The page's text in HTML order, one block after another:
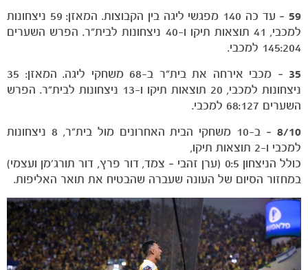
הקבוצות
59
– עד כה 140 מפגשי ליגה בין הקבוצות. המאזן: 59 ניצחונות
למכבי, 41 תוצאות תיקו ו-40 ניצחונות לבית"ר. הפרש השערים
145:204 למכבי.
35
– מכבי אירחה את בית"ר ב-68 משחקי ליגה. המאזן: 35
ניצחונות למכבי, 20 תוצאות תיקו ו-13 ניצחונות לבית"ר. הפרש
השערים 68:127 למכבי.
8/10
– ב-10 משחקי הבית האחרונים מול בית"ר, 8 ניצחונות
למכבי ו-2 תוצאות תיקו,
כולל הניצחון 0:5 (ערן זהבי – צמד, דור פרץ, דור תורג'מן ועצמי)
במחזור הסיום של העונה שעברה שהבטיח את תואר האליפות.